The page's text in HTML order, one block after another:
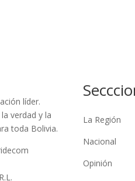
líder.
verdad y la
toda Bolivia.
La Región
Nacional
Opinión